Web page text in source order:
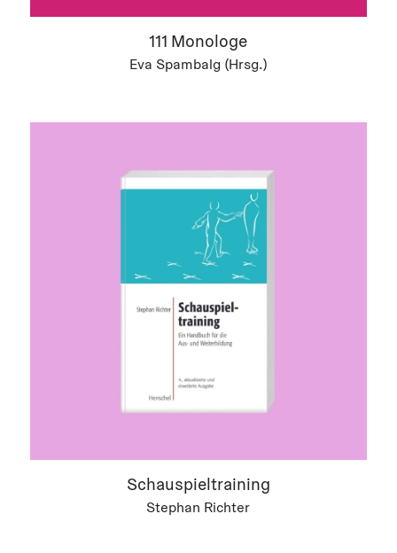
111 Monologe
Eva Spambalg (Hrsg.)
Schauspieltraining
Stephan Richter